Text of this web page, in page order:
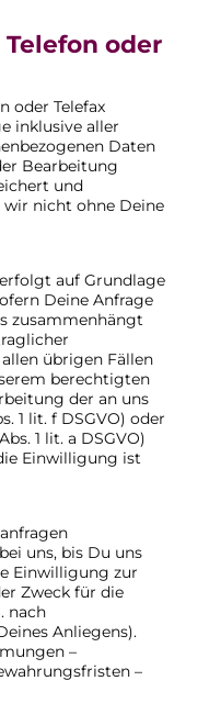
oder
oder Telefax
inklusive aller
Daten
Bearbeitung
und
wir nicht ohne Deine
auf Grundlage
Deine Anfrage
zusammenhängt
übrigen Fällen
berechtigten
der an uns
1 lit. f DSGVO) oder
1 lit. a DSGVO)
Einwilligung ist
uns, bis Du uns
Einwilligung zur
Zweck für die
nach
Anliegens).
–
–